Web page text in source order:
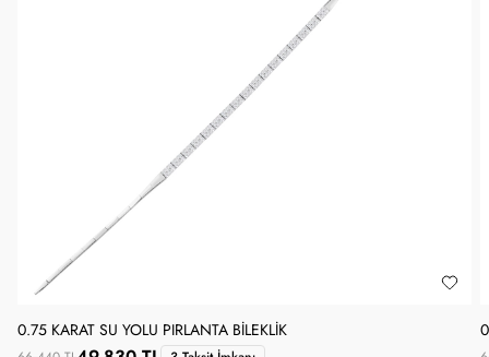
0.75 KARAT SU YOLU PIRLANTA BILEKLIK